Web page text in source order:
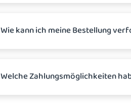
Wie kann ich meine Bestellung
Welche Zahlungsmöglichkeiten